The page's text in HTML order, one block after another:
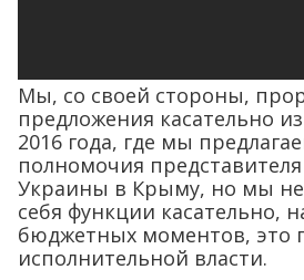
Мы, со своей стороны,
предложения касательно
2016 года, где мы
полномочия
Украины в Крыму, но мы
себя функции касательно,
бюджетных моментов, это
исполнительной власти.